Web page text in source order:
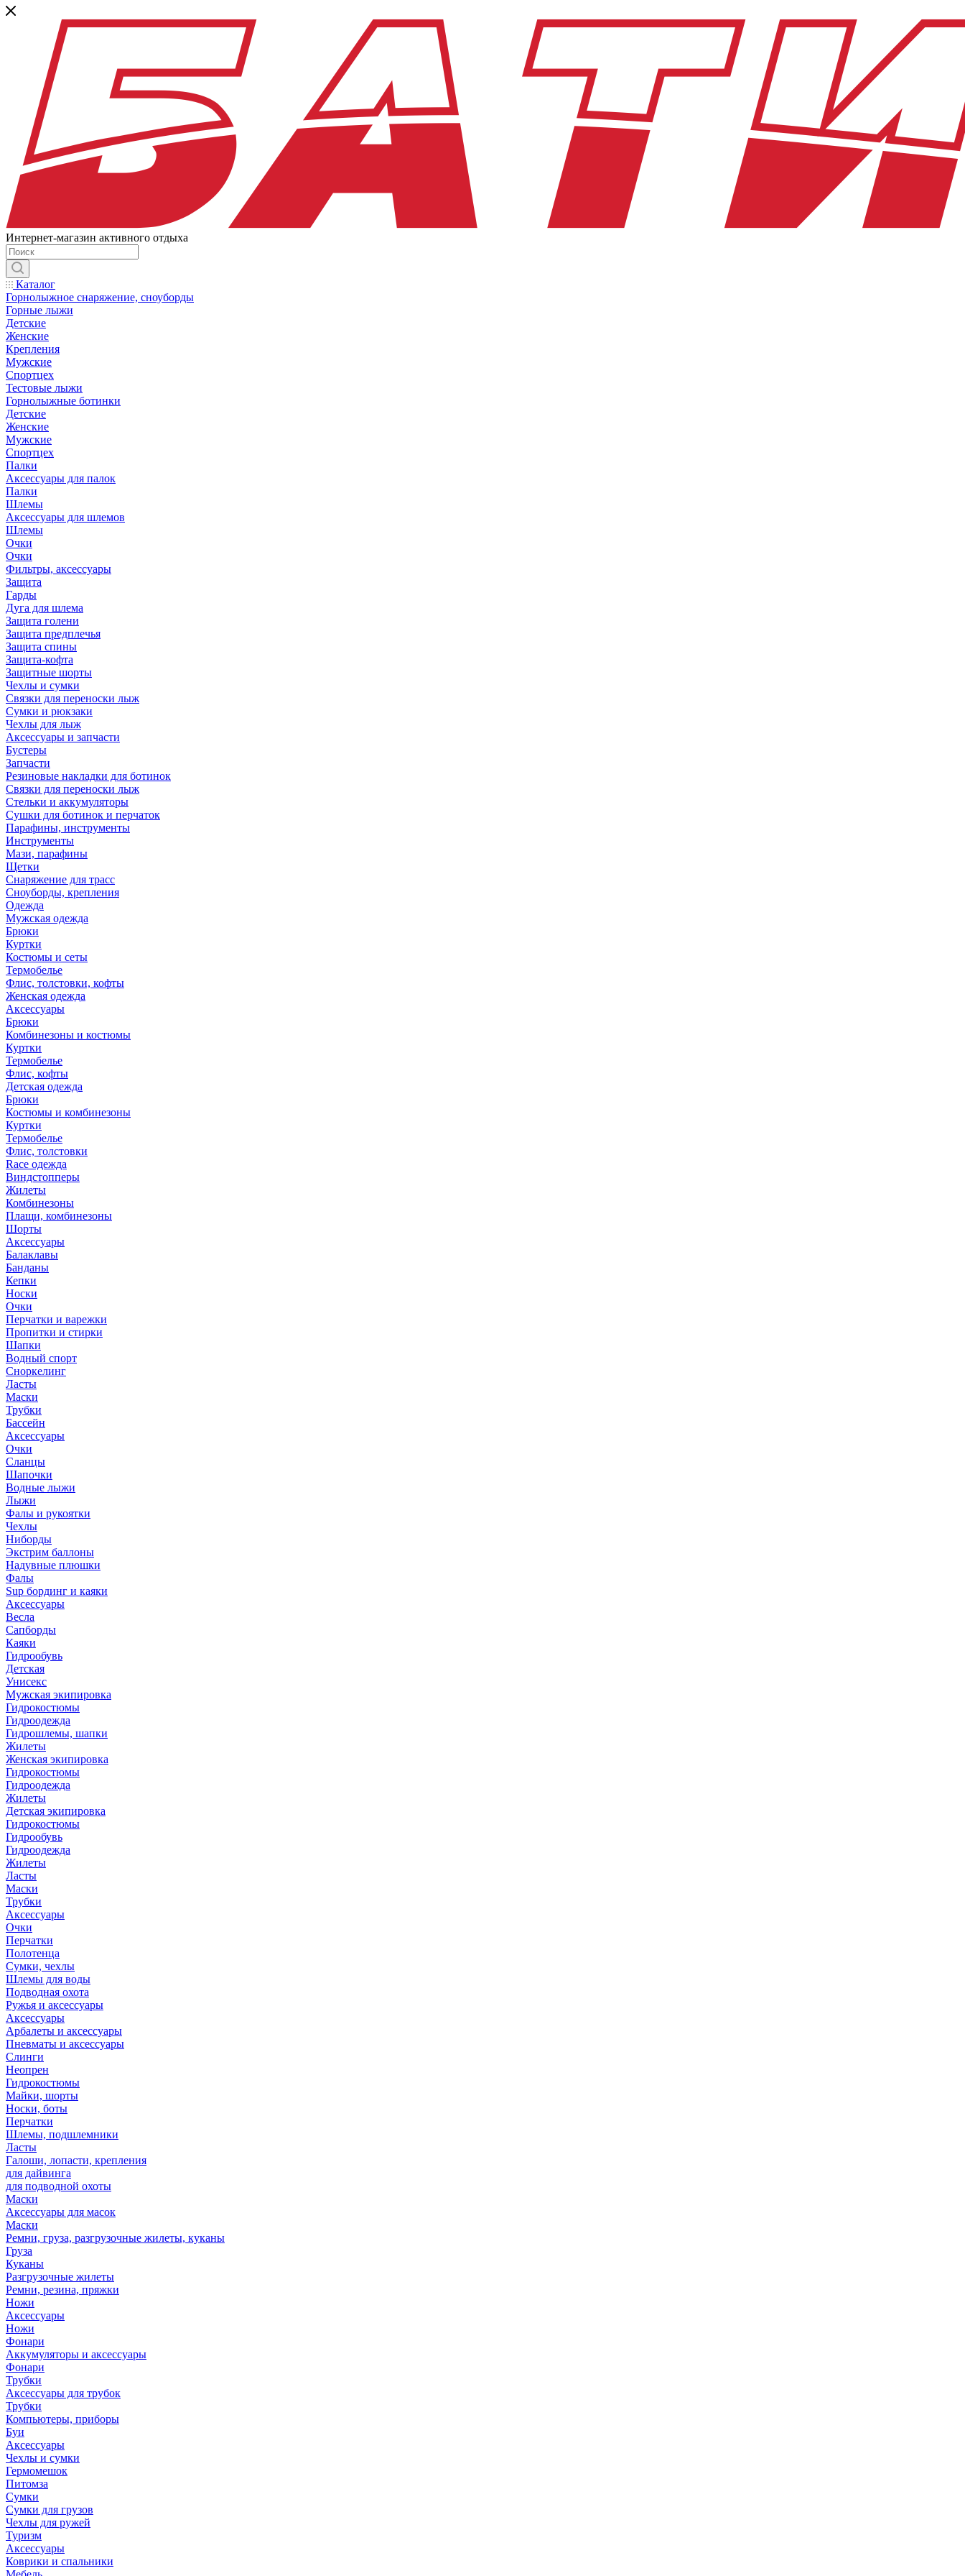
Интернет-магазин активного отдыха
Каталог
Горнолыжное снаряжение, сноуборды
Горные лыжи
Детские
Женские
Крепления
Мужские
Спортцех
Тестовые лыжи
Горнолыжные ботинки
Детские
Женские
Мужские
Спортцех
Палки
Аксессуары для палок
Палки
Шлемы
Аксессуары для шлемов
Шлемы
Очки
Очки
Фильтры, аксессуары
Защита
Гарды
Дуга для шлема
Защита голени
Защита предплечья
Защита спины
Защита-кофта
Защитные шорты
Чехлы и сумки
Связки для переноски лыж
Сумки и рюкзаки
Чехлы для лыж
Аксессуары и запчасти
Бустеры
Запчасти
Резиновые накладки для ботинок
Связки для переноски лыж
Стельки и аккумуляторы
Сушки для ботинок и перчаток
Парафины, инструменты
Инструменты
Мази, парафины
Щетки
Снаряжение для трасс
Сноуборды, крепления
Одежда
Мужская одежда
Брюки
Куртки
Костюмы и сеты
Термобелье
Флис, толстовки, кофты
Женская одежда
Аксессуары
Брюки
Комбинезоны и костюмы
Куртки
Термобелье
Флис, кофты
Детская одежда
Брюки
Костюмы и комбинезоны
Куртки
Термобелье
Флис, толстовки
Race одежда
Виндстопперы
Жилеты
Комбинезоны
Плащи, комбинезоны
Шорты
Аксессуары
Балаклавы
Банданы
Кепки
Носки
Очки
Перчатки и варежки
Пропитки и стирки
Шапки
Водный спорт
Сноркелинг
Ласты
Маски
Трубки
Бассейн
Аксессуары
Очки
Сланцы
Шапочки
Водные лыжи
Лыжи
Фалы и рукоятки
Чехлы
Ниборды
Экстрим баллоны
Надувные плюшки
Фалы
Sup бординг и каяки
Аксессуары
Весла
Сапборды
Каяки
Гидрообувь
Детская
Унисекс
Мужская экипировка
Гидрокостюмы
Гидроодежда
Гидрошлемы, шапки
Жилеты
Женская экипировка
Гидрокостюмы
Гидроодежда
Жилеты
Детская экипировка
Гидрокостюмы
Гидрообувь
Гидроодежда
Жилеты
Ласты
Маски
Трубки
Аксессуары
Очки
Перчатки
Полотенца
Сумки, чехлы
Шлемы для воды
Подводная охота
Ружья и аксессуары
Аксессуары
Арбалеты и аксессуары
Пневматы и аксессуары
Слинги
Неопрен
Гидрокостюмы
Майки, шорты
Носки, боты
Перчатки
Шлемы, подшлемники
Ласты
Галоши, лопасти, крепления
для дайвинга
для подводной охоты
Маски
Аксессуары для масок
Маски
Ремни, груза, разгрузочные жилеты, куканы
Груза
Куканы
Разгрузочные жилеты
Ремни, резина, пряжки
Ножи
Аксессуары
Ножи
Фонари
Аккумуляторы и аксессуары
Фонари
Трубки
Аксессуары для трубок
Трубки
Компьютеры, приборы
Буи
Аксессуары
Чехлы и сумки
Гермомешок
Питомза
Сумки
Сумки для грузов
Чехлы для ружей
Туризм
Аксессуары
Коврики и спальники